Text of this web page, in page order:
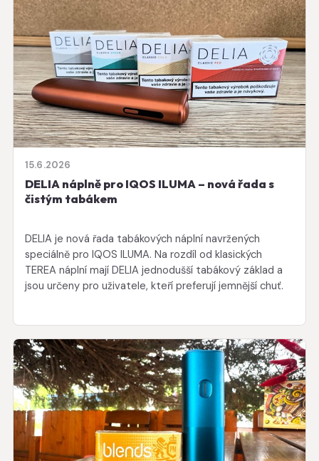
15.6.2026
DELIA náplně pro IQOS ILUMA – nová řada s
čistým tabákem
DELIA je nová řada tabákových náplní navržených
speciálně pro IQOS ILUMA. Na rozdíl od klasických
TEREA náplní mají DELIA jednodušší tabákový základ a
jsou určeny pro uživatele, kteří preferují jemnější chuť.